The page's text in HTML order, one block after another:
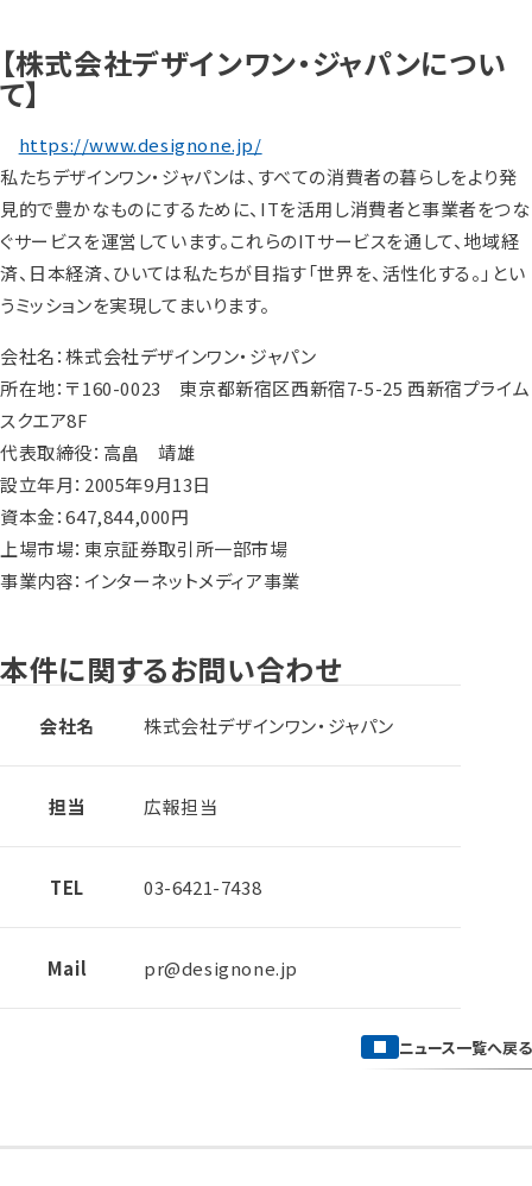
【株式会社デザインワン・ジャパンについ
て】
https://www.designone.jp/
私たちデザインワン・ジャパンは、すべての消費者の暮らしをより発
見的で豊かなものにするために、ITを活用し消費者と事業者をつな
ぐサービスを運営しています。これらのITサービスを通して、地域経
済、日本経済、ひいては私たちが目指す「世界を、活性化する。」とい
うミッションを実現してまいります。
会社名：株式会社デザインワン・ジャパン
所在地：〒160-0023 東京都新宿区西新宿7-5-25 西新宿プライム
スクエア8F
代表取締役：高畠 靖雄
設立年月：2005年9月13日
資本金：647,844,000円
上場市場：東京証券取引所一部市場
事業内容：インターネットメディア事業
本件に関するお問い合わせ
会社名 株式会社デザインワン・ジャパン
担当 広報担当
TEL 03-6421-7438
Mail pr@designone.jp
ニュース一覧へ戻る